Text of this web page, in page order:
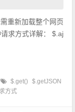
重新加载整个网页
求方式详解： $.aj
$.get()
$.getJSON
方式